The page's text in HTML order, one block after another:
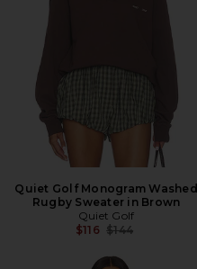
Quiet Golf Monogram Washed
Rugby Sweater in Brown
Quiet Golf
$116 前の価格:
$144